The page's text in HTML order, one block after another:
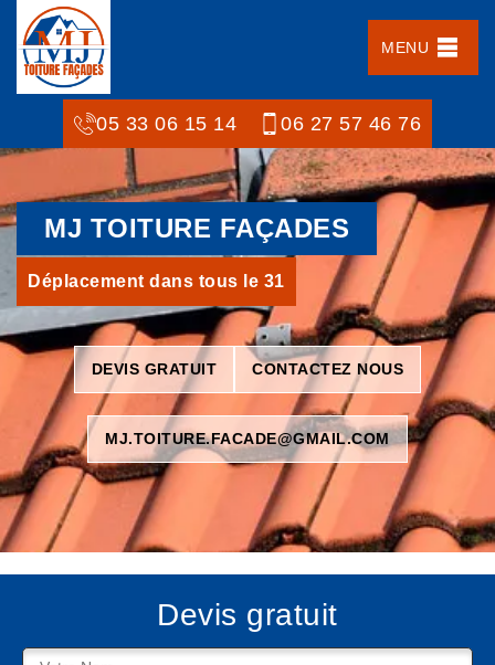
MENU
05 33 06 15 14 06 27 57 46 76
MJ TOITURE FAÇADES
Déplacement dans tous le 31
DEVIS GRATUIT CONTACTEZ NOUS
MJ.TOITURE.FACADE@GMAIL.COM
Devis gratuit